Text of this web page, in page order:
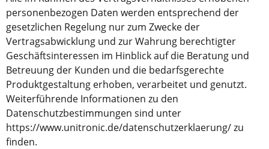
personenbezogen Daten werden entsprechend der
gesetzlichen Regelung nur zum Zwecke der
Vertragsabwicklung und zur Wahrung berechtigter
Geschäftsinteressen im Hinblick auf die Beratung und
Betreuung der Kunden und die bedarfsgerechte
Produktgestaltung erhoben, verarbeitet und genutzt.
Weiterführende Informationen zu den
Datenschutzbestimmungen sind unter
https://www.unitronic.de/datenschutzerklaerung/ zu
finden.